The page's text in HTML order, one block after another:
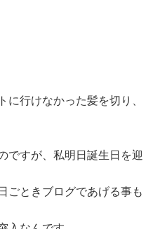
に行けなかった髪を切り、
ですが、私明日誕生日を迎
ごときブログであげる事も